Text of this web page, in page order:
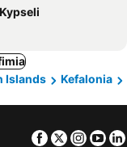
Islands
Kefalonia
Facebook
Twitter